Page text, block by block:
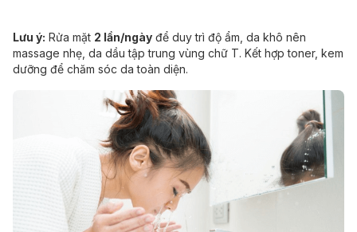
Lưu ý: Rửa mặt 2 lần/ngày để duy trì độ ẩm, da khô nên
massage nhẹ, da dầu tập trung vùng chữ T. Kết hợp toner, kem
dưỡng để chăm sóc da toàn diện.